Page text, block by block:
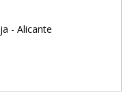
- Alicante